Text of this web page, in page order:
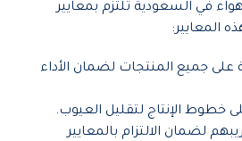
في السعودية تلتزم بمعايير
المعايير:
على جميع المنتجات لضمان الأداء
خطوط الإنتاج لتقليل العيوب.
لضمان الالتزام بالمعايير